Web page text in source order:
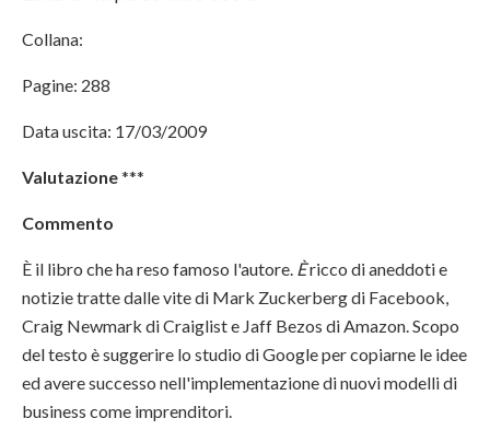
Collana:
Pagine: 288
Data uscita: 17/03/2009
Valutazione***
Commento
È il libro che ha reso famoso l'autore. Èricco di aneddoti e
notizie tratte dalle vite di Mark Zuckerberg di Facebook,
Craig Newmark di Craiglist e Jaff Bezos di Amazon. Scopo
del testo è suggerire lo studio di Google per copiarne le idee
ed avere successo nell'implementazione di nuovi modelli di
business come imprenditori.